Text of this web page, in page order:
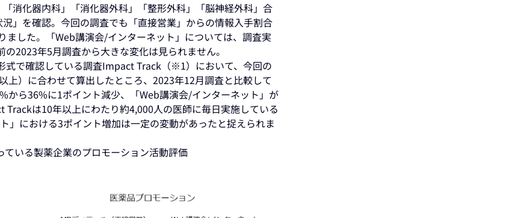
消化器内科」「消化器外科」「整形外科」「脳神経外科」合
」を確認。今回の調査でも「直接営業」からの情報入手割合
した。「Web講演会/インターネット」については、調査実
2023年5月調査から大きな変化は見られません。
式で確認している調査Impact Track（※1）において、今回の
上）に合わせて算出したところ、2023年12月調査と比較して
から36%に1ポイント減少、「Web講演会/インターネット」が
は10年以上にわたり約4,000人の医師に毎日実施している
」における3ポイント増加は一定の変動があったと捉えられま
いる製薬企業のプロモーション活動評価